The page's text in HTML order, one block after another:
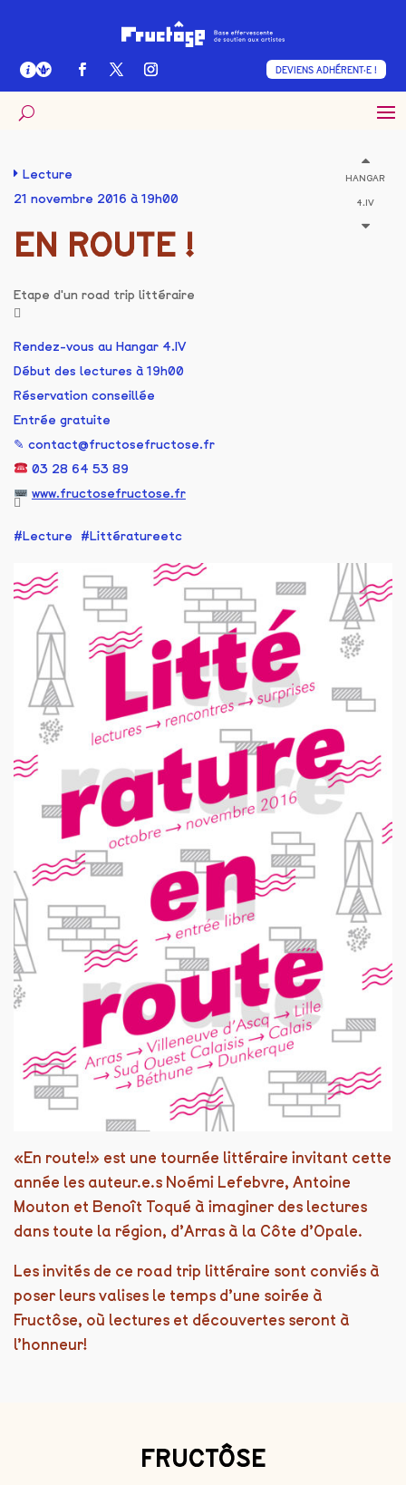
DEVIENS ADHÉRENT·E !
«En route!» est une tournée littéraire invitant cette
année les auteur.e.s Noémi Lefebvre, Antoine
Mouton et Benoît Toqué à imaginer des lectures
dans toute la région, d’Arras à la Côte d’Opale.
Les invités de ce road trip littéraire sont conviés à
poser leurs valises le temps d’une soirée à
Fructôse, où lectures et découvertes seront à
l’honneur!
Lecture
21 novembre 2016 à 19h00
HANGAR
4.IV
EN ROUTE !
Etape d'un road trip littéraire
Rendez-vous au Hangar 4.IV
Début des lectures à 19h00
Réservation conseillée
Entrée gratuite
✎ contact@fructosefructose.fr
03 28 64 53 89
www.fructosefructose.fr
Lecture Littératureetc
FRUCTÔSE